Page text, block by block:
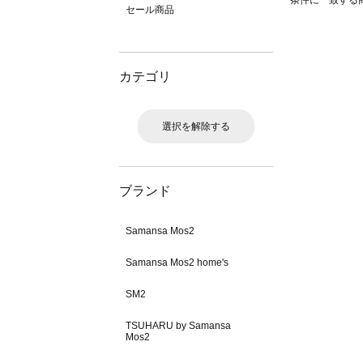
セール商品
カテゴリ
選択を解除する
ブランド
Samansa Mos2
Samansa Mos2 home's
SM2
TSUHARU by Samansa
Mos2